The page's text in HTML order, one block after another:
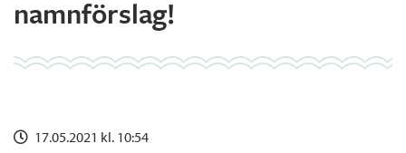
namnförslag!
17.05.2021 kl. 10:54